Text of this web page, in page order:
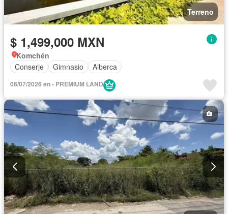
Terreno
$ 1,499,000 MXN
Komchén
Conserje
Gimnasio Alberca
06/07/2026 en - PREMIUM LAND